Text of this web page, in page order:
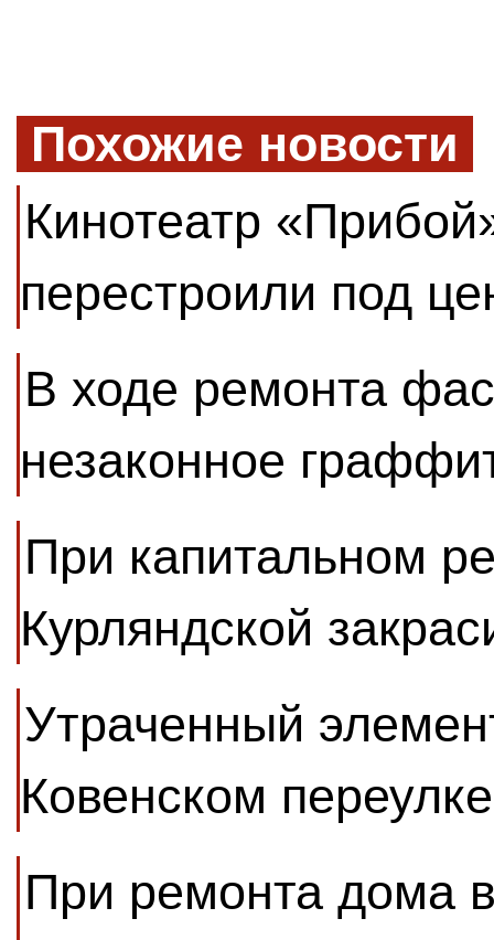
Похожие новости
Кинотеатр
перестроили под
В ходе ремонта
незаконное
При капитальном
Курляндской
Утраченный
Ковенском
При ремонта дома